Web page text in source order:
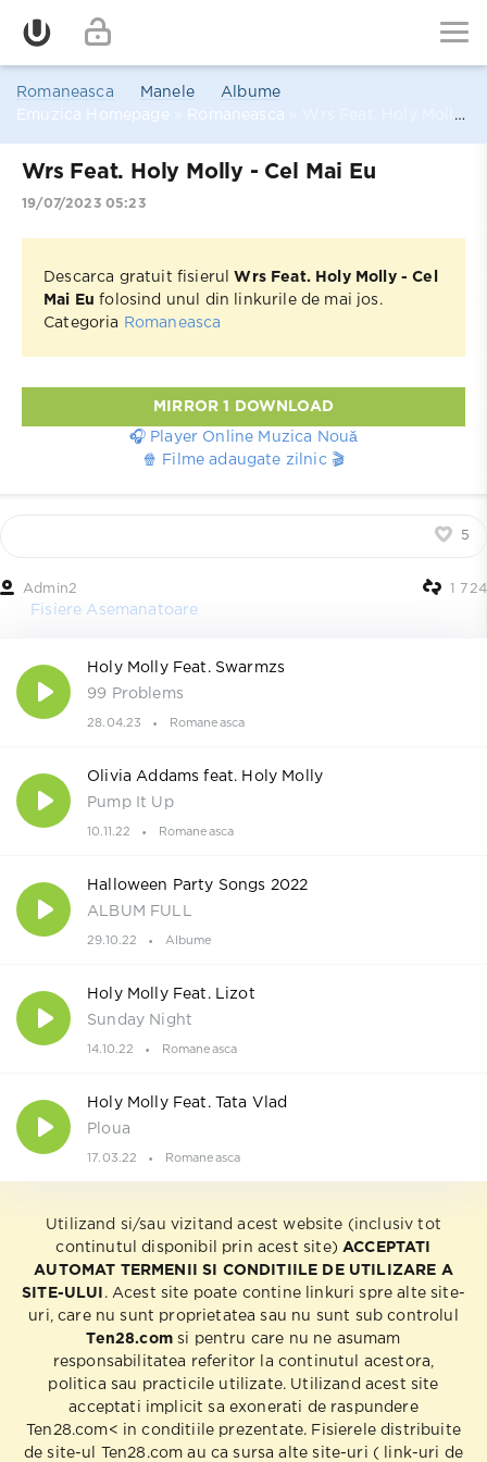
Romaneasca Manele
Albume
Emuzica Homepage
Romaneasca
Wrs Feat. Holy Molly - Cel Mai Eu
19/07/2023 05:23
Descarca gratuit fisierul Wrs Feat. Holy Molly - Cel
Mai Eu folosind unul din linkurile de mai jos.
Categoria
Romaneasca
MIRROR 1 DOWNLOAD
🎧 Player Online Muzica Nouă
🍿 Filme adaugate zilnic 🎬
5
Admin2 1 724
Fisiere Asemanatoare
Holy Molly Feat. Swarmzs
99 Problems
28.04.23 Romaneasca
Olivia Addams feat. Holy Molly
Pump It Up
10.11.22 Romaneasca
Halloween Party Songs 2022
ALBUM FULL
29.10.22 Albume
Holy Molly Feat. Lizot
Sunday Night
14.10.22 Romaneasca
Holy Molly Feat. Tata Vlad
Ploua
17.03.22 Romaneasca
Utilizand si/sau vizitand acest website (inclusiv tot
continutul disponibil prin acest site) ACCEPTATI
AUTOMAT TERMENII SI CONDITIILE DE UTILIZARE A
SITE-ULUI
. Acest site poate contine linkuri spre alte site-
uri, care nu sunt proprietatea sau nu sunt sub controlul
Ten28.comsi pentru care nu ne asumam
responsabilitatea referitor la continutul acestora,
politica sau practicile utilizate. Utilizand acest site
acceptati implicit sa exonerati de raspundere
Ten28.com< in conditiile prezentate. Fisierele distribuite
de site-ul Ten28.com au ca sursa alte site-uri ( link-uri de